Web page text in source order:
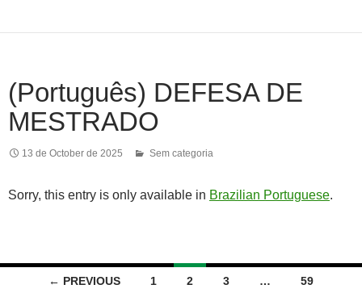
(Português) DEFESA DE
MESTRADO
13 de October de 2025 Sem categoria
Sorry, this entry is only available in Brazilian Portuguese.
Posts← PREVIOUS 1 2 3 … 59